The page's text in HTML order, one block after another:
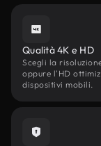
Qualità 4K e HD
Scegli la
oppure l'HD
dispositivi mobili.